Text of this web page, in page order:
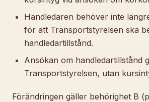
Handledaren behöver inte
för att Transportstyrelsen ska
handledartillstånd.
Ansökan om handledartillstånd
Transportstyrelsen, utan
Förändringen gäller behörighet B